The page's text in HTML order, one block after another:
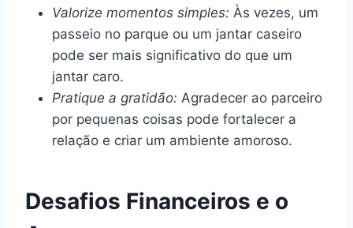
Valorize momentos simples: Às vezes, um
passeio no parque ou um jantar caseiro
pode ser mais significativo do que um
jantar caro.
Pratique a gratidão: Agradecer ao parceiro
por pequenas coisas pode fortalecer a
relação e criar um ambiente amoroso.
Desafios Financeiros e o